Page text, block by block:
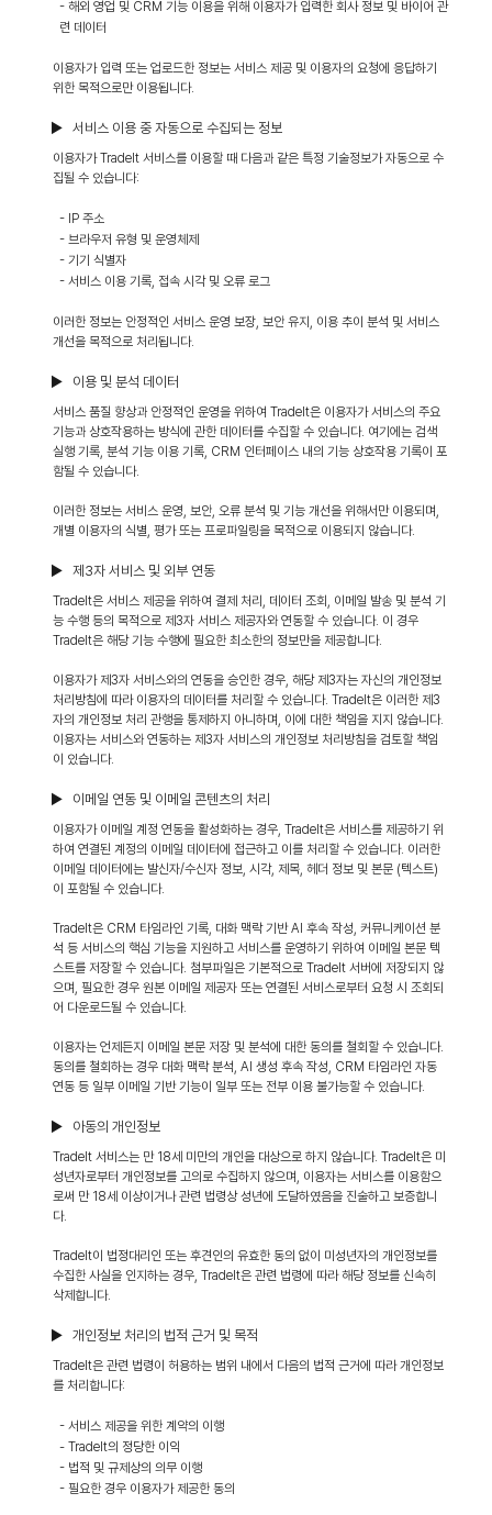
- 해외 영업 및 CRM 기능 이용을 위해 이용자가 입력한 회사 정보 및 바이어 관
련 데이터
이용자가 입력 또는 업로드한 정보는 서비스 제공 및 이용자의 요청에 응답하기
위한 목적으로만 이용됩니다.
▶ 서비스 이용 중 자동으로 수집되는 정보
이용자가 TradeIt 서비스를 이용할 때 다음과 같은 특정 기술정보가 자동으로 수
집될 수 있습니다:
- IP 주소
- 브라우저 유형 및 운영체제
- 기기 식별자
- 서비스 이용 기록, 접속 시각 및 오류 로그
이러한 정보는 안정적인 서비스 운영 보장, 보안 유지, 이용 추이 분석 및 서비스
개선을 목적으로 처리됩니다.
▶ 이용 및 분석 데이터
서비스 품질 향상과 안정적인 운영을 위하여 TradeIt은 이용자가 서비스의 주요
기능과 상호작용하는 방식에 관한 데이터를 수집할 수 있습니다. 여기에는 검색
실행 기록, 분석 기능 이용 기록, CRM 인터페이스 내의 기능 상호작용 기록이 포
함될 수 있습니다.
이러한 정보는 서비스 운영, 보안, 오류 분석 및 기능 개선을 위해서만 이용되며,
개별 이용자의 식별, 평가 또는 프로파일링을 목적으로 이용되지 않습니다.
▶ 제3자 서비스 및 외부 연동
TradeIt은 서비스 제공을 위하여 결제 처리, 데이터 조회, 이메일 발송 및 분석 기
능 수행 등의 목적으로 제3자 서비스 제공자와 연동할 수 있습니다. 이 경우
TradeIt은 해당 기능 수행에 필요한 최소한의 정보만을 제공합니다.
이용자가 제3자 서비스와의 연동을 승인한 경우, 해당 제3자는 자신의 개인정보
처리방침에 따라 이용자의 데이터를 처리할 수 있습니다. TradeIt은 이러한 제3
자의 개인정보 처리 관행을 통제하지 아니하며, 이에 대한 책임을 지지 않습니다.
이용자는 서비스와 연동하는 제3자 서비스의 개인정보 처리방침을 검토할 책임
이 있습니다.
▶ 이메일 연동 및 이메일 콘텐츠의 처리
이용자가 이메일 계정 연동을 활성화하는 경우, TradeIt은 서비스를 제공하기 위
하여 연결된 계정의 이메일 데이터에 접근하고 이를 처리할 수 있습니다. 이러한
이메일 데이터에는 발신자/수신자 정보, 시각, 제목, 헤더 정보 및 본문 (텍스트)
이 포함될 수 있습니다.
TradeIt은 CRM 타임라인 기록, 대화 맥락 기반 AI 후속 작성, 커뮤니케이션 분
석 등 서비스의 핵심 기능을 지원하고 서비스를 운영하기 위하여 이메일 본문 텍
스트를 저장할 수 있습니다. 첨부파일은 기본적으로 TradeIt 서버에 저장되지 않
으며, 필요한 경우 원본 이메일 제공자 또는 연결된 서비스로부터 요청 시 조회되
어 다운로드될 수 있습니다.
이용자는 언제든지 이메일 본문 저장 및 분석에 대한 동의를 철회할 수 있습니다.
동의를 철회하는 경우 대화 맥락 분석, AI 생성 후속 작성, CRM 타임라인 자동
연동 등 일부 이메일 기반 기능이 일부 또는 전부 이용 불가능할 수 있습니다.
▶ 아동의 개인정보
TradeIt 서비스는 만 18세 미만의 개인을 대상으로 하지 않습니다. TradeIt은 미
성년자로부터 개인정보를 고의로 수집하지 않으며, 이용자는 서비스를 이용함으
로써 만 18세 이상이거나 관련 법령상 성년에 도달하였음을 진술하고 보증합니
다.
TradeIt이 법정대리인 또는 후견인의 유효한 동의 없이 미성년자의 개인정보를
수집한 사실을 인지하는 경우, TradeIt은 관련 법령에 따라 해당 정보를 신속히
삭제합니다.
▶ 개인정보 처리의 법적 근거 및 목적
TradeIt은 관련 법령이 허용하는 범위 내에서 다음의 법적 근거에 따라 개인정보
를 처리합니다:
- 서비스 제공을 위한 계약의 이행
- TradeIt의 정당한 이익
- 법적 및 규제상의 의무 이행
- 필요한 경우 이용자가 제공한 동의